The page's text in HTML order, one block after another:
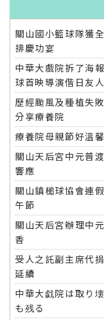
關山國小籃球隊獲
排慶功宴
中華大戲院拆了海
球首映導演偕日友
歷經颱風及種植失
分享療養院
療養院母親節好溫
關山天后宮中元普
響應
關山鎮槌球協會連
午節
關山天后宮辦理中
香
受人之託副主席代
延續
中華大戯院は取り
も残る